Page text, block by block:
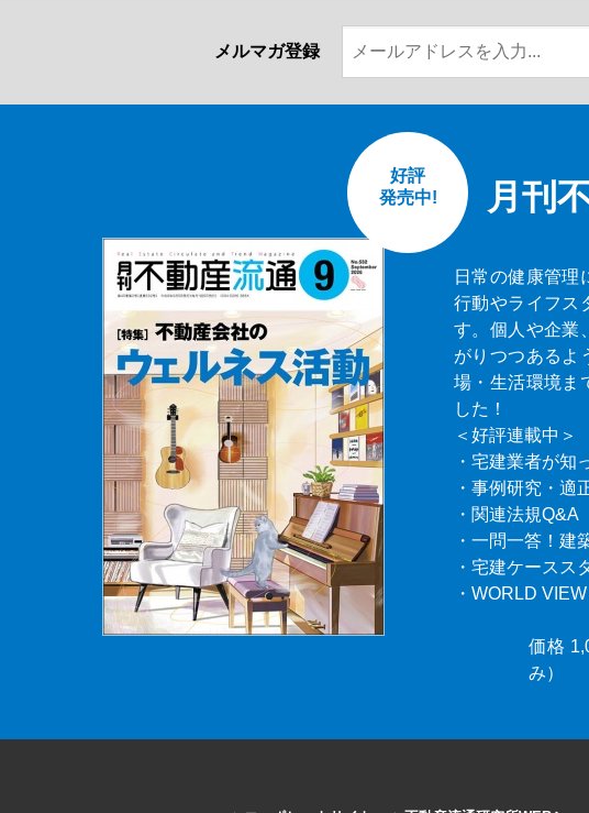
メルマガ登録
月刊
好評
発売中!
日常の健康管理
行動やライフス
す。個人や企業
がりつつあるよ
場・生活環境ま
した！
＜好評連載中＞
・宅建業者が知
・事例研究・適
・関連法規Q&A
・一問一答！建
・宅建ケース
・WORLD
価格
み）